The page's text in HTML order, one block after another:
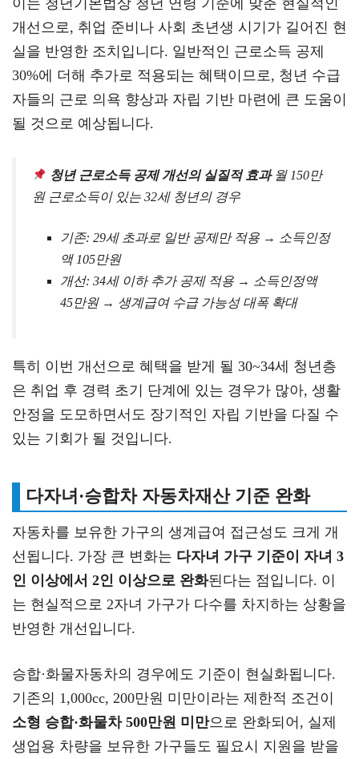
이는 청년기본법상 청년 연령 기준에 맞춘 현실적인
개선으로, 취업 준비나 사회 초년생 시기가 길어진 현
실을 반영한 조치입니다. 일반적인 근로소득 공제
30%에 더해 추가로 적용되는 혜택이므로, 청년 수급
자들의 근로 의욕 향상과 자립 기반 마련에 큰 도움이
될 것으로 예상됩니다.
청년 근로소득 공제 개선의 실질적 효과월 150만
원 근로소득이 있는 32세 청년의 경우
기존: 29세 초과로 일반 공제만 적용 → 소득인정
액 105만원
개선: 34세 이하 추가 공제 적용 → 소득인정액
45만원 → 생계급여 수급 가능성 대폭 확대
특히 이번 개선으로 혜택을 받게 될 30~34세 청년층
은 취업 후 경력 초기 단계에 있는 경우가 많아, 생활
안정을 도모하면서도 장기적인 자립 기반을 다질 수
있는 기회가 될 것입니다.
다자녀·승합차 자동차재산 기준 완화
자동차를 보유한 가구의 생계급여 접근성도 크게 개
선됩니다. 가장 큰 변화는 다자녀 가구 기준이 자녀 3
인 이상에서 2인 이상으로 완화된다는 점입니다. 이
는 현실적으로 2자녀 가구가 다수를 차지하는 상황을
반영한 개선입니다.
승합·화물자동차의 경우에도 기준이 현실화됩니다.
기존의 1,000cc, 200만원 미만이라는 제한적 조건이
소형 승합·화물차 500만원 미만으로 완화되어, 실제
생업용 차량을 보유한 가구들도 필요시 지원을 받을